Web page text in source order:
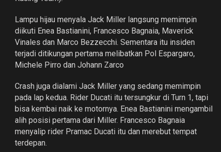
Lampu hijau menyala Jack Miller langsung memimpin
diikuti Enea Bastianini, Francesco Bagnaia, Maverick
Vinales dan Marco Bezzecchi. Sementara itu insiden
terjadi ditikungan pertama melibatkan Pol Espargaro,
Michele Pirro dan Johann Zarco
Crash juga dialami Jack Miller yang sedang memimpin
pada lap kedua. Rider Ducati itu tersungkur di Turn 1, tapi
bisa kembai naik ke motornya. Enea Bastianini mengambil
alih posisi pertama dari Miller. Francesco Bagnaia
menyalip rider Pramac Ducati itu dan merebut tempat
terdepan.